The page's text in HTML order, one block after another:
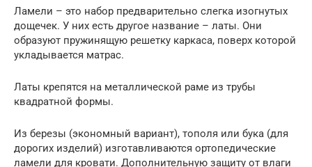
Ламели – это набор предварительно слегка изогнутых
дощечек. У них есть другое название – латы. Они
образуют пружинящую решетку каркаса, поверх которой
укладывается матрас.
Латы крепятся на металлической раме из трубы
квадратной формы.
Из березы (экономный вариант), тополя или бука (для
дорогих изделий) изготавливаются ортопедические
ламели для кровати. Дополнительную защиту от влаги